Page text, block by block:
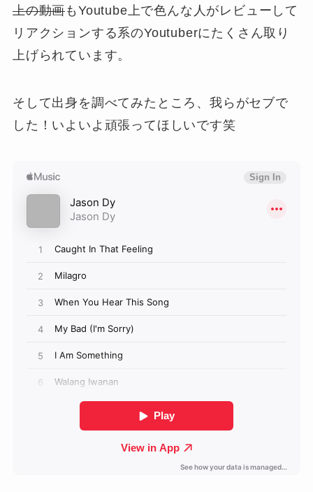
上の動画もYoutube上で色んな人がレビューして
リアクションする系のYoutuberにたくさん取り
上げられています。
そして出身を調べてみたところ、我らがセブで
した！いよいよ頑張ってほしいです笑